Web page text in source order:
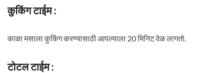
कुकिंग टाईम :
काळा मसाला कुकिंग करण्यासाठी आपल्याला 20 मिनिट वेळ लागतो.
टोटल टाईम :